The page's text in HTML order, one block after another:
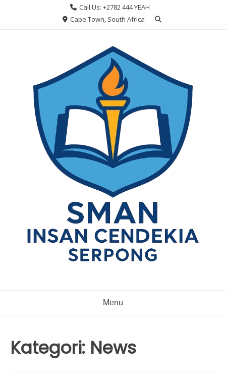
Call Us: +2782 444 YEAH
Cape Town, South Africa
Menu
Kategori: News